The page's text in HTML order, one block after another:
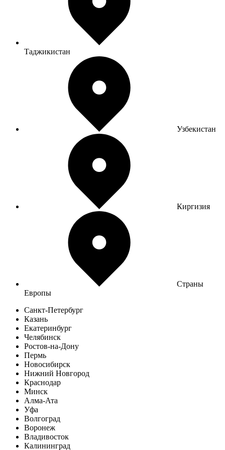
Таджикистан
Узбекистан
Киргизия
Страны
Европы
Санкт-Петербург
Казань
Екатеринбург
Челябинск
Ростов-на-Дону
Пермь
Новосибирск
Нижний Новгород
Краснодар
Минск
Алма-Ата
Уфа
Волгоград
Воронеж
Владивосток
Калининград